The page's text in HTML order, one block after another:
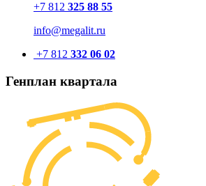
+7 812 325 88 55
info@megalit.ru
+7 812 332 06 02
Генплан квартала